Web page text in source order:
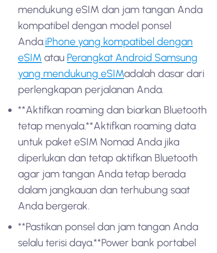
mendukung eSIM dan jam tangan Anda
kompatibel dengan model ponsel
Anda.iPhone yang kompatibel dengan
eSIM atau Perangkat Android Samsung
yang mendukung eSIMadalah dasar dari
perlengkapan perjalanan Anda.
**Aktifkan roaming dan biarkan Bluetooth
tetap menyala.**Aktifkan roaming data
untuk paket eSIM Nomad Anda jika
diperlukan dan tetap aktifkan Bluetooth
agar jam tangan Anda tetap berada
dalam jangkauan dan terhubung saat
Anda bergerak.
**Pastikan ponsel dan jam tangan Anda
selalu terisi daya.**Power bank portabel